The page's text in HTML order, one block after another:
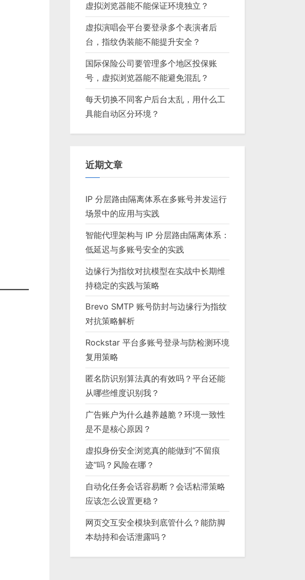
虚拟浏览器能不能保证环境独立？
虚拟演唱会平台要登录多个表演者后
台，指纹伪装能不能提升安全？
国际保险公司要管理多个地区投保账
号，虚拟浏览器能不能避免混乱？
每天切换不同客户后台太乱，用什么工
具能自动区分环境？
近期文章
IP 分层路由隔离体系在多账号并发运行
场景中的应用与实践
智能代理架构与 IP 分层路由隔离体系：
低延迟与多账号安全的实践
边缘行为指纹对抗模型在实战中长期维
持稳定的实践与策略
Brevo SMTP 账号防封与边缘行为指纹
对抗策略解析
Rockstar 平台多账号登录与防检测环境
复用策略
匿名防识别算法真的有效吗？平台还能
从哪些维度识别我？
广告账户为什么越养越脆？环境一致性
是不是核心原因？
虚拟身份安全浏览真的能做到“不留痕
迹”吗？风险在哪？
自动化任务会话容易断？会话粘滞策略
应该怎么设置更稳？
网页交互安全模块到底管什么？能防脚
本劫持和会话泄露吗？